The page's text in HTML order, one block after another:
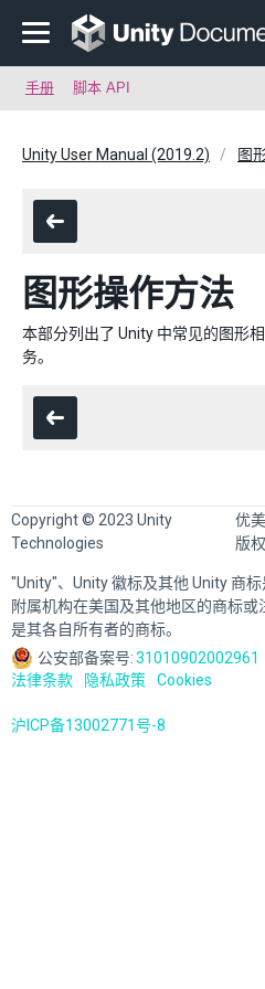
手册 脚本 API
Unity User Manual (2019.2) 图
图形操作方法
本部分列出了 Unity 中常见的图形
务。
Copyright © 2023 Unity
Technologies
优
版
"Unity"、Unity 徽标及其他 Unity 商
附属机构在美国及其他地区的商标
是其各自所有者的商标。
公安部备案号:31010902002961
法律条款
隐私政策 Cookies
沪ICP备13002771号-8